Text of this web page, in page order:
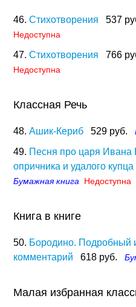
46. Стихотворения 537
Недоступна
47. Стихотворения 766
Недоступна
Классная Речь
48. Ашик-Кериб 529 руб.
49. Песня про царя Ивана
опричника и удалого
Бумажная книга Недоступна
Книга в книге
50. Бородино. Подробный
комментарий
618 руб.
Малая избранная